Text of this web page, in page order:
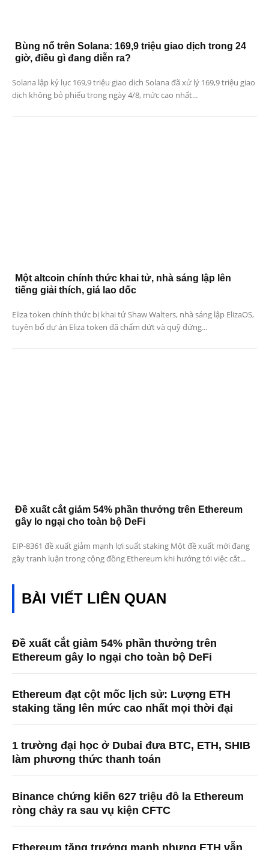
Bùng nổ trên Solana: 169,9 triệu giao dịch trong 24
giờ, điều gì đang diễn ra?
Solana lập kỷ lục 169,9 triệu giao dịch Solana đã xử lý 169,9 triệu giao
dịch không bỏ phiếu trong ngày 4/8, mức cao nhất...
Một altcoin chính thức khai tử, nhà sáng lập lên
tiếng giải thích, giá lao dốc
Eliza token chính thức bị khai tử Shaw Walters, nhà sáng lập ElizaOS,
tuyên bố dự án Eliza token đã chấm dứt và quỹ đứng...
Đề xuất cắt giảm 54% phần thưởng trên Ethereum
gây lo ngại cho toàn bộ DeFi
EIP-8361 đề xuất giảm mạnh lợi suất staking Một đề xuất mới đang
gây tranh luận trong cộng đồng Ethereum khi hướng tới việc cắt...
BÀI VIẾT LIÊN QUAN
Đề xuất cắt giảm 54% phần thưởng trên
Ethereum gây lo ngại cho toàn bộ DeFi
Ethereum đạt cột mốc lịch sử: Lượng ETH
staking tăng lên mức cao nhất mọi thời đại
1 trường đại học ở Dubai đưa BTC, ETH, SHIB
làm phương thức thanh toán
Binance chứng kiến ​​627 triệu đô la Ethereum
ròng chảy ra sau vụ kiện CFTC
Ethereum tăng trưởng mạnh nhưng ETH vẫn